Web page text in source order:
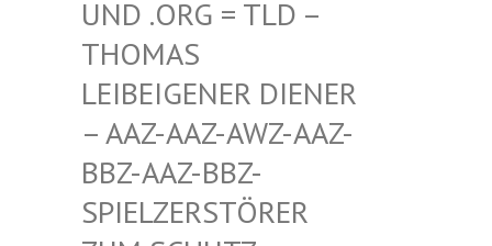
D .ORG = TLD – TH
OMAS LE
IBEIGENER DIENER –
AAZ-AAZ-AWZ-AAZ-BB
Z-AAZ-BBZ-SP
IELZERSTÖRER ZU